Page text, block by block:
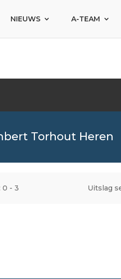
NIEUWS A-TEAM
Torhout Heren
0 - 3 Uitslag